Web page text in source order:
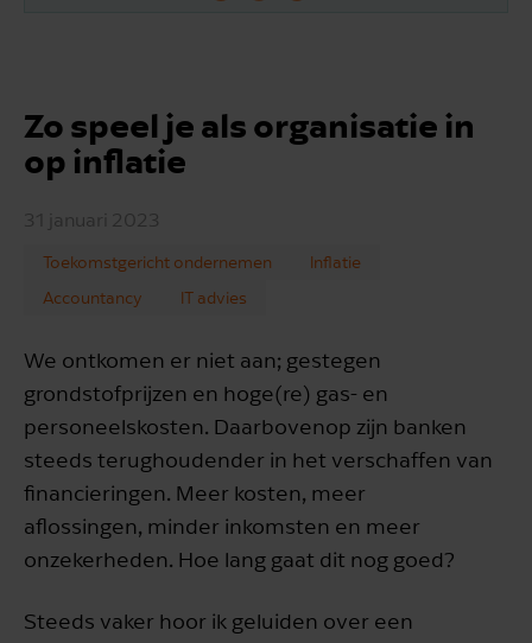
Zo speel je als organisatie in
op inflatie
31 januari 2023
Toekomstgericht ondernemen
Inflatie
Accountancy
IT advies
We ontkomen er niet aan; gestegen
grondstofprijzen en hoge(re) gas- en
personeelskosten. Daarbovenop zijn banken
steeds terughoudender in het verschaffen van
financieringen. Meer kosten, meer
aflossingen, minder inkomsten en meer
onzekerheden. Hoe lang gaat dit nog goed?
Steeds vaker hoor ik geluiden over een